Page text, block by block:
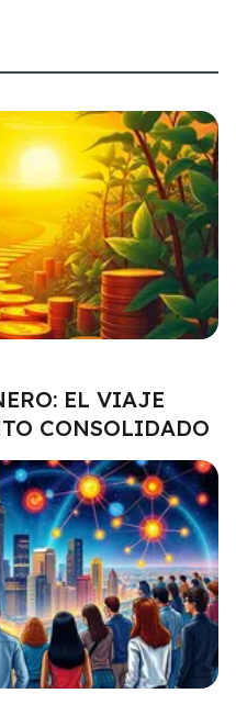
EL VIAJE
CONSOLIDADO